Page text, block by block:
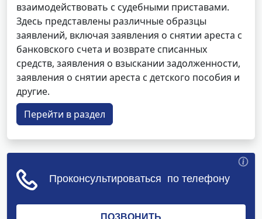
взаимодействовать с судебными приставами.
Здесь представлены различные образцы
заявлений, включая заявления о снятии ареста с
банковского счета и возврате списанных
средств, заявления о взыскании задолженности,
заявления о снятии ареста с детского пособия и
другие.
Перейти в раздел